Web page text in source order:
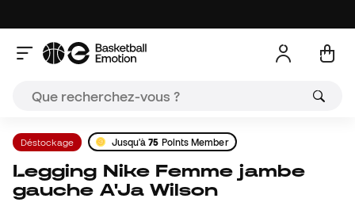
Déstockage Jusqu'à75 Points Member
Legging Nike Femme jambe
gauche A'Ja Wilson